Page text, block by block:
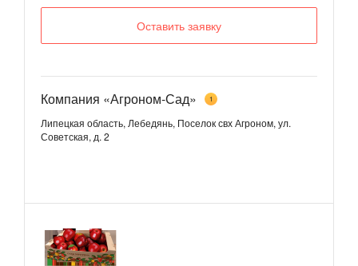
Оставить заявку
Компания «Агроном-Сад» 1
Липецкая область, Лебедянь, Поселок свх Агроном, ул.
Советская, д. 2